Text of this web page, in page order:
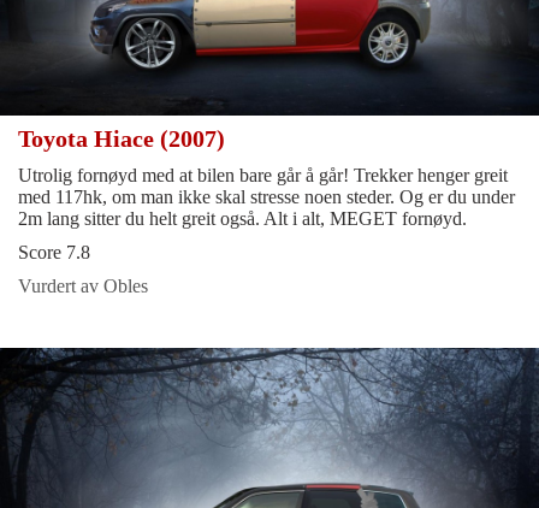
Toyota Hiace (2007)
Utrolig fornøyd med at bilen bare går å går! Trekker henger greit
med 117hk, om man ikke skal stresse noen steder. Og er du under
2m lang sitter du helt greit også. Alt i alt, MEGET fornøyd.
Score 7.8
Vurdert av Obles